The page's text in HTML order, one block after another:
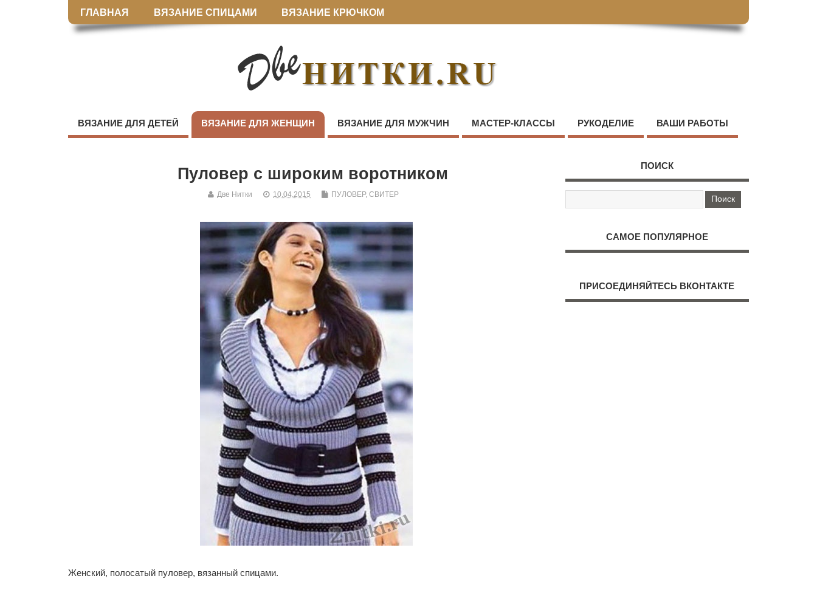
ГЛАВНАЯ ВЯЗАНИЕ СПИЦАМИ ВЯЗАНИЕ КРЮЧКОМ
ВЯЗАНИЕ ДЛЯ ДЕТЕЙ ВЯЗАНИЕ ДЛЯ ЖЕНЩИН ВЯЗАНИЕ ДЛЯ МУЖЧИН МАСТЕР-КЛАССЫ РУКОДЕЛИЕ ВАШИ РАБОТЫ
Пуловер с широким воротником
Две Нитки 10.04.2015 ПУЛОВЕР, СВИТЕР
Женский, полосатый пуловер, вязанный спицами.
ПОИСК
САМОЕ ПОПУЛЯРНОЕ
ПРИСОЕДИНЯЙТЕСЬ ВКОНТАКТЕ